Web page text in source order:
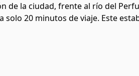
de la ciudad, frente al río del
20 minutos de viaje. Este